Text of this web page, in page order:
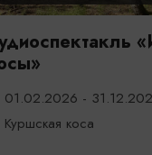
01.02.2026 -
Куршская коса